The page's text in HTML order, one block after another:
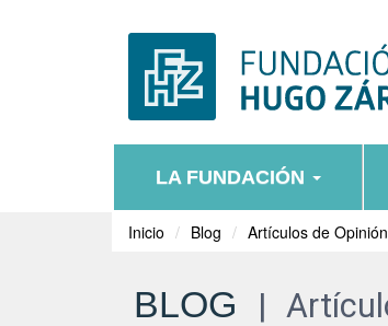
LA FUNDACIÓN
Inicio Blog Artículos de Opinión
BLOG |